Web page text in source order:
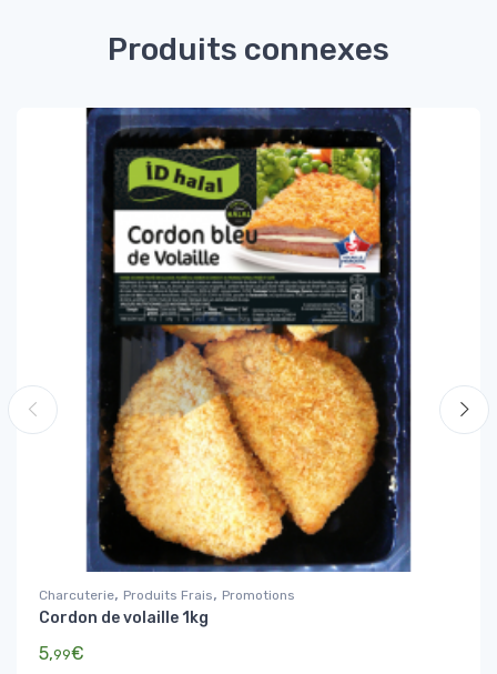
Produits connexes
Charcuterie, Produits Frais, Promotions
Cordon de volaille 1kg
5,99€